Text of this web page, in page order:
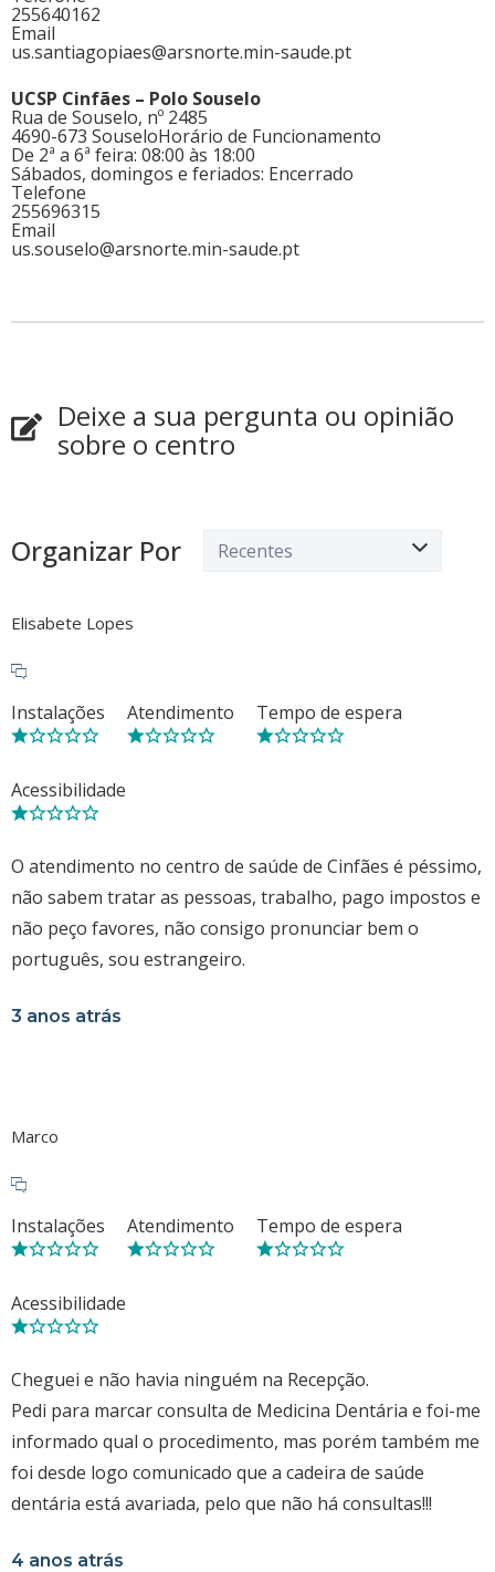
255640162
Email
us.santiagopiaes@arsnorte.min-saude.pt
UCSP Cinfães – Polo Souselo
Rua de Souselo, nº 2485
4690-673 SouseloHorário de Funcionamento
De 2ª a 6ª feira: 08:00 às 18:00
Sábados, domingos e feriados: Encerrado
Telefone
255696315
Email
us.souselo@arsnorte.min-saude.pt
Deixe a sua pergunta ou opinião
sobre o centro
Organizar Por
Elisabete Lopes
Instalações Atendimento Tempo de espera
Acessibilidade
O atendimento no centro de saúde de Cinfães é péssimo,
não sabem tratar as pessoas, trabalho, pago impostos e
não peço favores, não consigo pronunciar bem o
português, sou estrangeiro.
3 anos atrás
Marco
Instalações Atendimento Tempo de espera
Acessibilidade
Cheguei e não havia ninguém na Recepção.
Pedi para marcar consulta de Medicina Dentária e foi-me
informado qual o procedimento, mas porém também me
foi desde logo comunicado que a cadeira de saúde
dentária está avariada, pelo que não há consultas!!!
4 anos atrás